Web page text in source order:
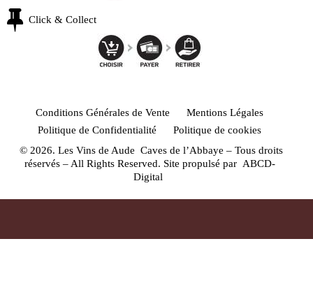
Click & Collect
Conditions Générales de Vente
Mentions Légales
Politique de Confidentialité
Politique de cookies
© 2026. Les Vins de Aude Caves de l’Abbaye – Tous droits
réservés – All Rights Reserved. Site propulsé par ABCD-
Digital